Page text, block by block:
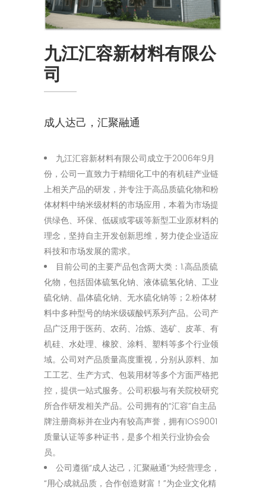
九江汇容新材料有限公
司
成人达己，汇聚融通
九江汇容新材料有限公司成立于2006年9月
份，公司一直致力于精细化工中的有机硅产业链
上相关产品的研发，并专注于高品质硫化物和粉
体材料中纳米级材料的市场应用，本着为市场提
供绿色、环保、低碳或零碳等新型工业原材料的
理念，坚持自主开发创新思维，努力使企业适应
科技和市场发展的需求。
目前公司的主要产品包含两大类：1.高品质硫
化物，包括固体硫氢化钠、液体硫氢化钠、工业
硫化钠、晶体硫化钠、无水硫化钠等；2.粉体材
料中多种型号的纳米级碳酸钙系列产品。公司产
品广泛用于医药、农药、冶炼、选矿、皮革、有
机硅、水处理、橡胶、涂料、塑料等多个行业领
域。公司对产品质量高度重视，分别从原料、加
工工艺、生产方式、包装用材等多个方面严格把
控，提供一站式服务。公司积极与有关院校研究
所合作研发相关产品。公司拥有的“汇容”自主品
牌注册商标并在业内有较高声誉，拥有IOS9001
质量认证等多种证书，是多个相关行业协会会
员。
公司遵循“成人达己，汇聚融通”为经营理念，
“用心成就品质，合作创造财富！”为企业文化精